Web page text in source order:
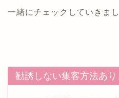
一緒にチェックしていきまし
勧誘しない集客方法あり